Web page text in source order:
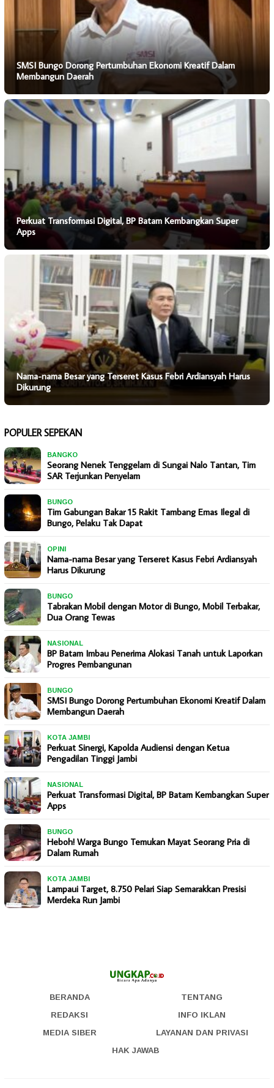
SMSI Bungo Dorong Pertumbuhan Ekonomi Kreatif Dalam
Membangun Daerah
Perkuat Transformasi Digital, BP Batam Kembangkan Super
Apps
Nama-nama Besar yang Terseret Kasus Febri Ardiansyah Harus
Dikurung
POPULER SEPEKAN
BANGKO
Seorang Nenek Tenggelam di Sungai Nalo Tantan, Tim
SAR Terjunkan Penyelam
BUNGO
Tim Gabungan Bakar 15 Rakit Tambang Emas Ilegal di
Bungo, Pelaku Tak Dapat
OPINI
Nama-nama Besar yang Terseret Kasus Febri Ardiansyah
Harus Dikurung
BUNGO
Tabrakan Mobil dengan Motor di Bungo, Mobil Terbakar,
Dua Orang Tewas
NASIONAL
BP Batam Imbau Penerima Alokasi Tanah untuk Laporkan
Progres Pembangunan
BUNGO
SMSI Bungo Dorong Pertumbuhan Ekonomi Kreatif Dalam
Membangun Daerah
KOTA JAMBI
Perkuat Sinergi, Kapolda Audiensi dengan Ketua
Pengadilan Tinggi Jambi
NASIONAL
Perkuat Transformasi Digital, BP Batam Kembangkan Super
Apps
BUNGO
Heboh! Warga Bungo Temukan Mayat Seorang Pria di
Dalam Rumah
KOTA JAMBI
Lampaui Target, 8.750 Pelari Siap Semarakkan Presisi
Merdeka Run Jambi
BERANDA
TENTANG
REDAKSI
INFO IKLAN
MEDIA SIBER
LAYANAN DAN PRIVASI
HAK JAWAB